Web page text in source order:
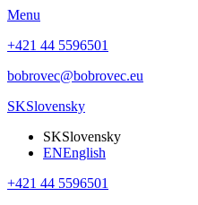
Menu
+421 44 5596501
bobrovec@bobrovec.eu
SKSlovensky
SKSlovensky
ENEnglish
+421 44 5596501